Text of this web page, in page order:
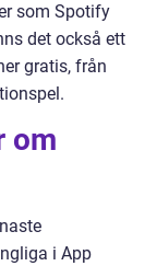
som Spotify
det också ett
gratis, från
om
i App